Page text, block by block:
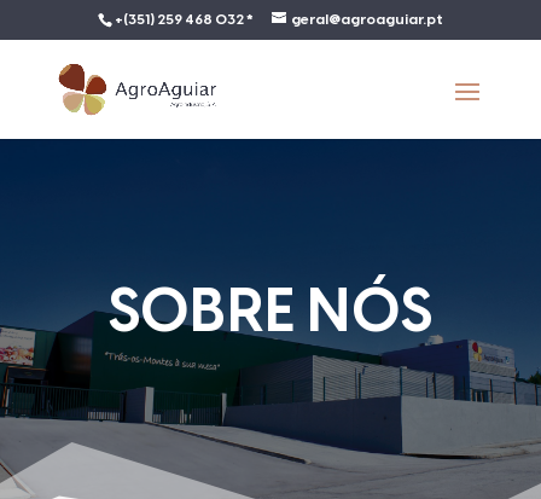
+(351) 259 468 032 * geral@agroaguiar.pt
SOBRE NÓS